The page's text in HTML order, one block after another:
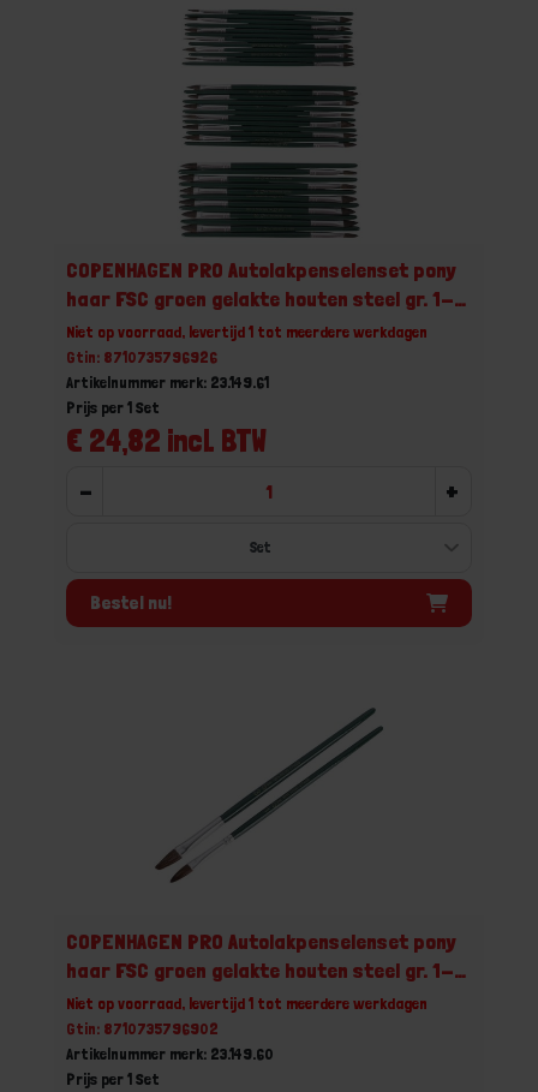
COPENHAGEN PRO Autolakpenselenset pony
haar FSC groen gelakte houten steel gr. 1-
2-3 36x
Niet op voorraad, levertijd 1 tot meerdere werkdagen
Gtin: 8710735796926
Artikelnummer merk: 23.149.61
€ 24,82 incl. BTW
Prijs per 1 Set
- +
Bestel nu!
COPENHAGEN PRO Autolakpenselenset pony
haar FSC groen gelakte houten steel gr. 1-3
2x
Niet op voorraad, levertijd 1 tot meerdere werkdagen
Gtin: 8710735796902
Artikelnummer merk: 23.149.60
Prijs per 1 Set